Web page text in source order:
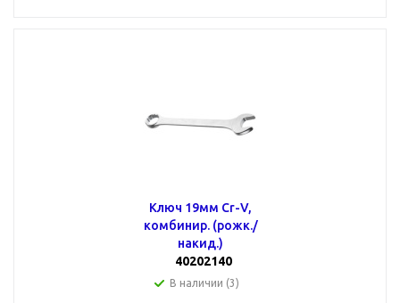
Ключ 19мм Cr-V,
комбинир. (рожк./
накид.)
40202140
В наличии (3)